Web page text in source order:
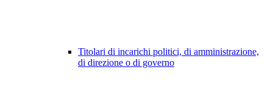
Titolari di incarichi politici, di amministrazione,
di direzione o di governo